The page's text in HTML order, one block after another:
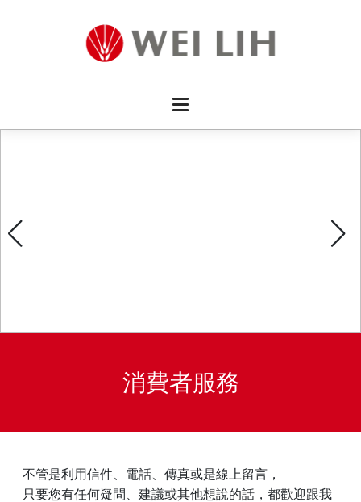
消
消費者服務
不管是利用信件、電話、傳真或是線上留言，
只要您有任何疑問、建議或其他想說的話，都歡迎跟我